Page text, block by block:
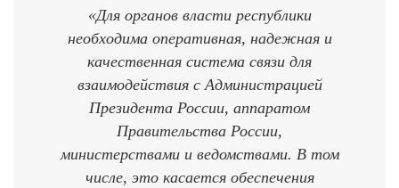
«Для органов власти республики
необходима оперативная, надежная и
качественная система связи для
взаимодействия с Администрацией
Президента России, аппаратом
Правительства России,
министерствами и ведомствами. В том
числе, это касается обеспечения